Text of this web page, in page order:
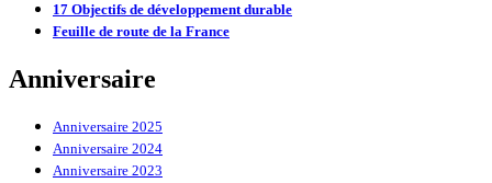
17 Objectifs de développement durable
Feuille de route de la France
Anniversaire
Anniversaire 2025
Anniversaire 2024
Anniversaire 2023